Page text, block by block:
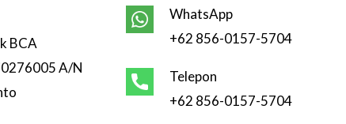
BCA
A/N
WhatsApp
+62 856-0157-5704
Telepon
+62 856-0157-5704